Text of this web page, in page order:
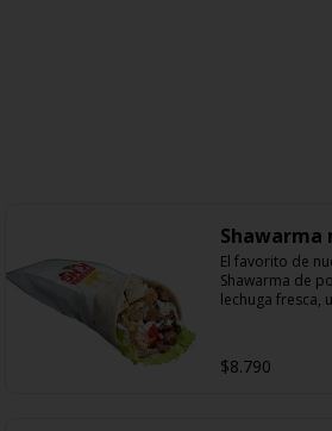
Shawarma
El favorito de
Shawarma de
lechuga fresca,
$8.790